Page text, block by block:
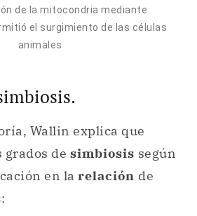
de la mitocondria mediante
el surgimiento de las células
animales
Wallin explica que
de simbiosis según
en la relación de
: